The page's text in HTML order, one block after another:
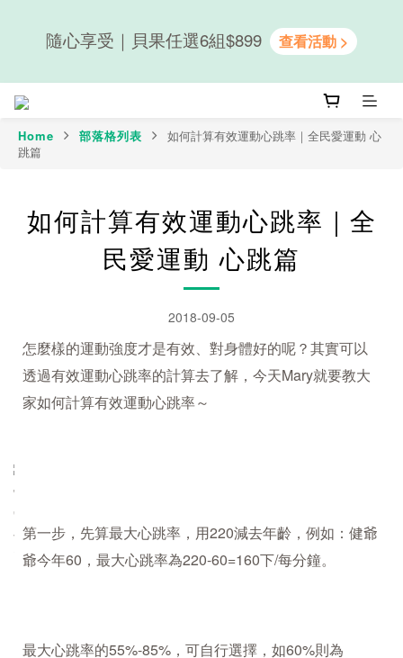
隨心享受｜貝果任選6組$899
隨心享受｜貝果任選6組$899
新會員送50元購物金｜LINE註冊再送優格吐司
隨心享受｜貝果任選6組$899
Home 部落格列表
如何計算有效運動心跳率｜全民愛運動 心
跳篇
如何計算有效運動心跳率｜全
民愛運動 心跳篇
2018-09-05
怎麼樣的運動強度才是有效、對身體好的呢？其實可以
透過有效運動心跳率的計算去了解，今天Mary就要教大
家如何計算有效運動心跳率～
第一步，先算最大心跳率，用220減去年齡，例如：健爺
爺今年60，最大心跳率為220-60=160下/每分鐘。
最大心跳率的55%-85%，可自行選擇，如60%則為